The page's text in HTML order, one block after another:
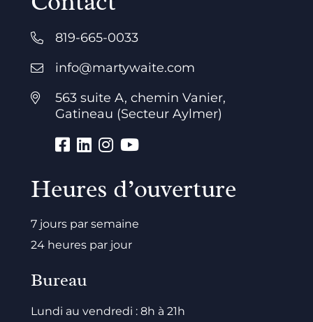
819-665-0033
info@martywaite.com
563 suite A, chemin Vanier,
Gatineau (Secteur Aylmer)
Heures d’ouverture
7 jours par semaine
24 heures par jour
Bureau
Lundi au vendredi : 8h à 21h